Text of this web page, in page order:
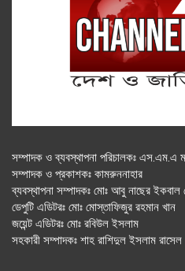
সম্পাদক ও ব্যবস্থাপনা পরিচালকঃ এস.এম.এ
সম্পাদক ও প্রকাশকঃ কামরুননাহার
ব্যবস্থাপনা সম্পাদকঃ মোঃ আবু নাছের ইকবাল
ডেপুটি এডিটরঃ মোঃ মোস্তাফিজুর রহমান খান
জয়েন্ট এডিটরঃ মোঃ রবিউল ইসলাম
সহকারী সম্পাদকঃ শাহ রাশিদুল ইসলাম রাসেল